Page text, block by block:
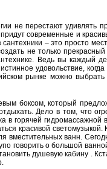
не перестают удивлять
современные и
– это просто
не только
Ведь вы каждый
удовольствие,
рынке можно
боксом, который
Дело в том, что
в горячей гидромассажной
красивой светомузыкой.
вместительных ванн.
говорить о большой
душевую кабину .